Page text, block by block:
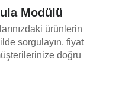
Modülü
ürünlerin
sorgulayın, fiyat
doğru